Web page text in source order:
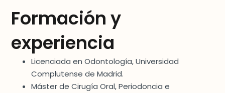
Formación y
experiencia
Licenciada en Odontología, Universidad
Complutense de Madrid.
Máster de Cirugía Oral, Periodoncia e